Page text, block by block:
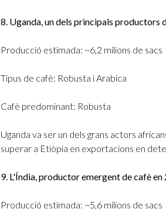
8. Uganda, un dels principals productors
Producció estimada: ~6,2 milions de sacs
Tipus de cafè: Robusta i Arabica
Cafè predominant: Robusta
Uganda va ser un dels grans actors
superar a Etiòpia en exportacions en
9. L'Índia, productor emergent de cafè en
Producció estimada: ~5,6 milions de sacs